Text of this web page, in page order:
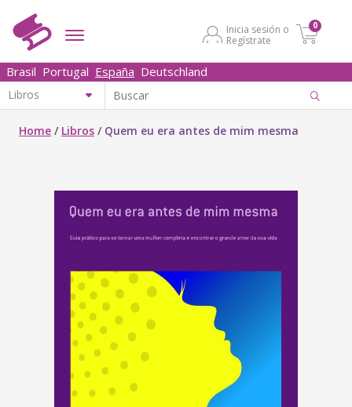
Inicia sesión o
Regístrate
0
Brasil Portugal España Deutschland
Home / Libros / Quem eu era antes de mim mesma